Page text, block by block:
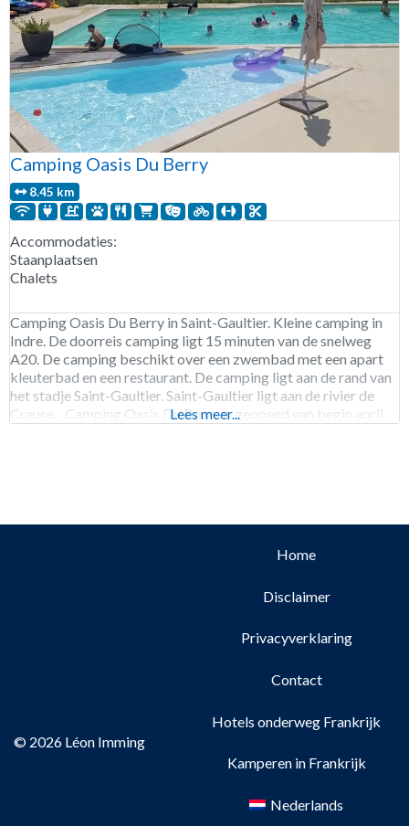
Camping Oasis Du Berry
8.45 km
Accommodaties:
Staanplaatsen
Chalets
Camping Oasis Du Berry in Saint-Gaultier. Kleine camping in
Indre. De doorreis camping ligt 15 minuten van de snelweg
A20. De camping beschikt over een zwembad met een apart
kleuterbad en een restaurant. De camping ligt aan de rand van
het stadje Saint-Gaultier. Saint-Gaultier ligt aan de rivier de
Creuse. Camping Oasis Du Berry is geopend van begin april
Lees meer...
© 2026 Léon Imming
Home
Disclaimer
Privacyverklaring
Contact
Hotels onderweg Frankrijk
Kamperen in Frankrijk
Nederlands